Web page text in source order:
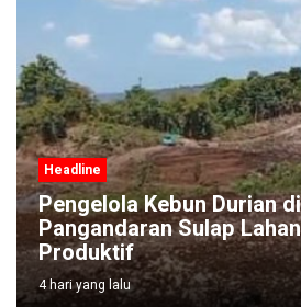
Headline
Pengelola Kebun Durian
Pangandaran Sulap
Produktif ‎
4 hari yang lalu